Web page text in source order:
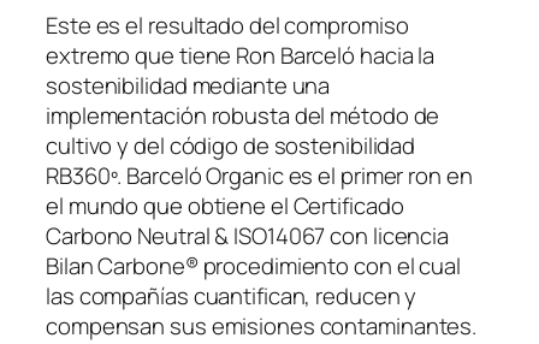
Este es el resultado del compromiso
extremo que tiene Ron Barceló hacia la
sostenibilidad mediante una
implementación robusta del método de
cultivo y del código de sostenibilidad
RB360º. Barceló Organic es el primer ron en
el mundo que obtiene el Certificado
Carbono Neutral & ISO14067 con licencia
Bilan Carbone® procedimiento con el cual
las compañías cuantifican, reducen y
compensan sus emisiones contaminantes.